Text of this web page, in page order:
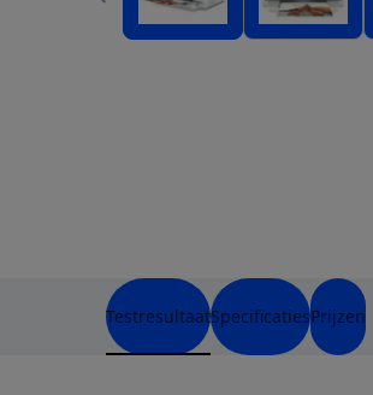
TestresultaatSpecificatiesPrijzen